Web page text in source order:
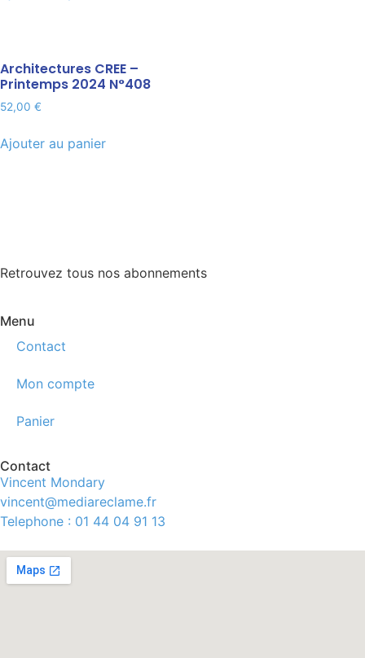
Architectures CREE –
Printemps 2024 N°408
52,00 €
Ajouter au panier
Retrouvez tous nos abonnements
Menu
Contact
Mon compte
Panier
Contact
Vincent Mondary
vincent@mediareclame.fr
Telephone : 01 44 04 91 13